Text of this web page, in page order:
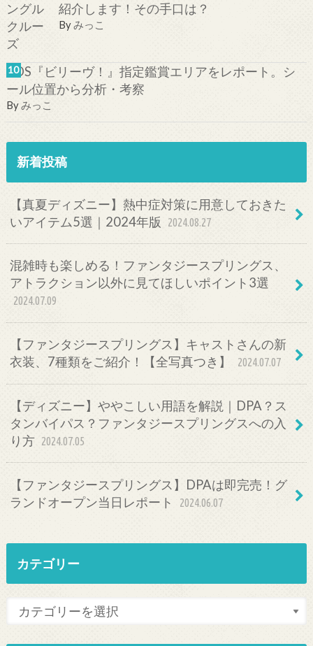
紹介します！その手口は？
Byみっこ
TDS『ビリーヴ！』指定鑑賞エリアをレポート。シ
ール位置から分析・考察
Byみっこ
新着投稿
【真夏ディズニー】熱中症対策に用意しておきた
いアイテム5選｜2024年版
2024.08.27
混雑時も楽しめる！ファンタジースプリングス、
アトラクション以外に見てほしいポイント3選
2024.07.09
【ファンタジースプリングス】キャストさんの新
衣装、7種類をご紹介！【全写真つき】
2024.07.07
【ディズニー】ややこしい用語を解説｜DPA？ス
タンバイパス？ファンタジースプリングスへの入
り方 2024.07.05
【ファンタジースプリングス】DPAは即完売！グ
ランドオープン当日レポート
2024.06.07
カテゴリー